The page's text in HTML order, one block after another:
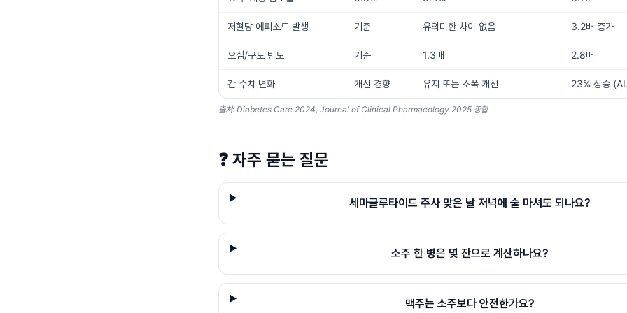
저혈당 에피소드 발생 기준 유의미한 차이 없음 3.2배 증가
오심/구토 빈도 기준 1.3배 2.8배
간 수치 변화 개선 경향 유지 또는 소폭 개선 23% 상승
출처: Diabetes Care 2024, Journal of Clinical Pharmacology 2025 종합
❓ 자주 묻는 질문
세마글루타이드 주사 맞은 날 저녁에 술 마셔도 되나요?
소주 한 병은 몇 잔으로 계산하나요?
맥주는 소주보다 안전한가요?